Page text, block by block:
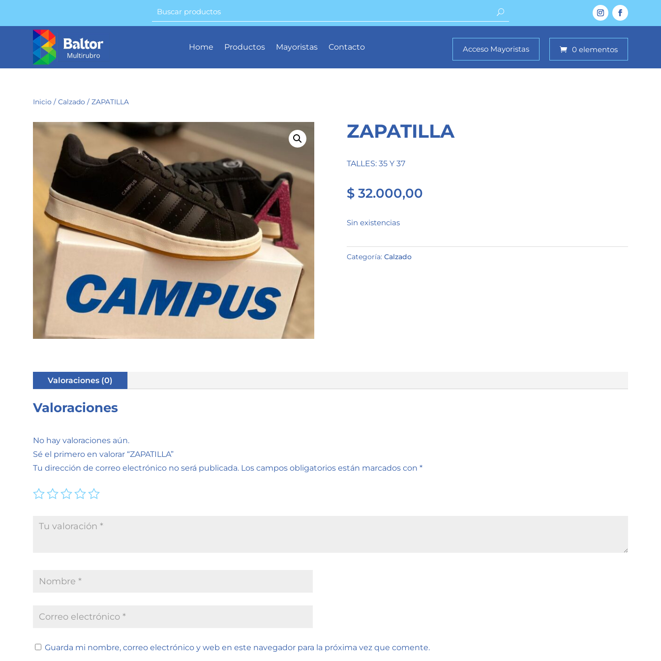
Home Productos Mayoristas Contacto Acceso Mayoristas 0 elementos
Inicio /Calzado / ZAPATILLA
ZAPATILLA
TALLES: 35 Y 37
$ 32.000,00
Sin existencias
Categoría:Calzado
Valoraciones (0)
Valoraciones
No hay valoraciones aún.
Sé el primero en valorar “ZAPATILLA”
Tu dirección de correo electrónico no será publicada. Los campos obligatorios están marcados con*
Guarda mi nombre, correo electrónico y web en este navegador para la próxima vez que comente.